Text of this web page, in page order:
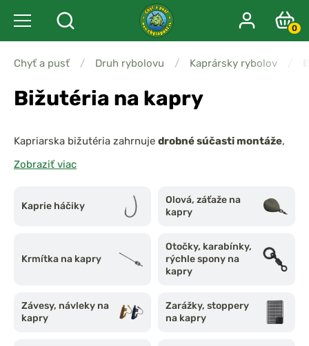
0
Chyť a pusť / Druh rybolovu / Kaprársky rybolov
Bižutéria na kapry
Kapriarska bižutéria zahrnuje drobné súčasti montáže,
ktoré sú kľúčové pre správnu prezentáciu nástrahy,
klipy a krúžky, až po
gumové návleky a zmršťovacie
vytvorení efektívnej montáže.
Zobraziť viac
Kaprie háčiky
Olová, záťaže na
kapry
Krmítka na kapry
Otočky, karabínky,
rýchle spony na
kapry
Závesy, návleky na
kapry
Zarážky, stoppery
na kapry